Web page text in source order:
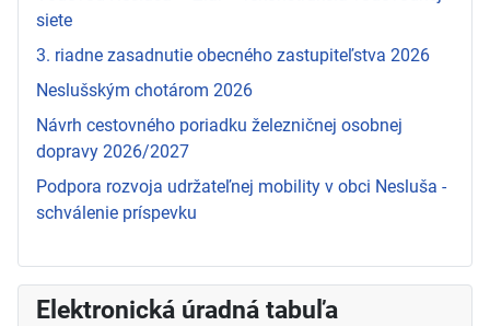
siete
3. riadne zasadnutie obecného zastupiteľstva 2026
Neslušským chotárom 2026
Návrh cestovného poriadku železničnej osobnej
dopravy 2026/2027
Podpora rozvoja udržateľnej mobility v obci Nesluša -
schválenie príspevku
Elektronická úradná tabuľa